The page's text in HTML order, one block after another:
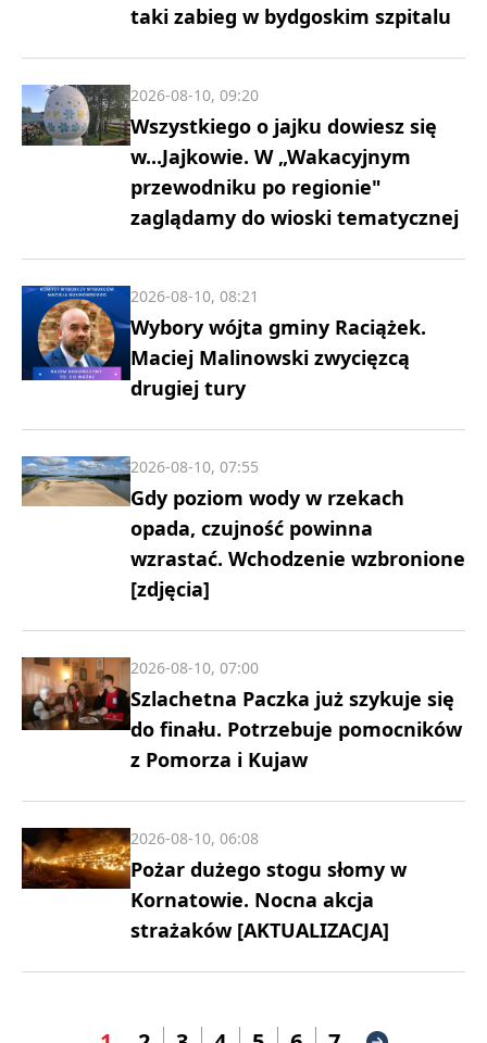
taki zabieg w bydgoskim szpitalu
Wszystkiego o jajku dowiesz się
w...Jajkowie. W „Wakacyjnym
przewodniku po regionie"
zaglądamy do wioski tematycznej
2026-08-10, 09:20
Wybory wójta gminy Raciążek.
Maciej Malinowski zwycięzcą
drugiej tury
2026-08-10, 08:21
Gdy poziom wody w rzekach
opada, czujność powinna
wzrastać. Wchodzenie wzbronione
[zdjęcia]
2026-08-10, 07:55
Szlachetna Paczka już szykuje się
do finału. Potrzebuje pomocników
z Pomorza i Kujaw
2026-08-10, 07:00
Pożar dużego stogu słomy w
Kornatowie. Nocna akcja
strażaków [AKTUALIZACJA]
2026-08-10, 06:08